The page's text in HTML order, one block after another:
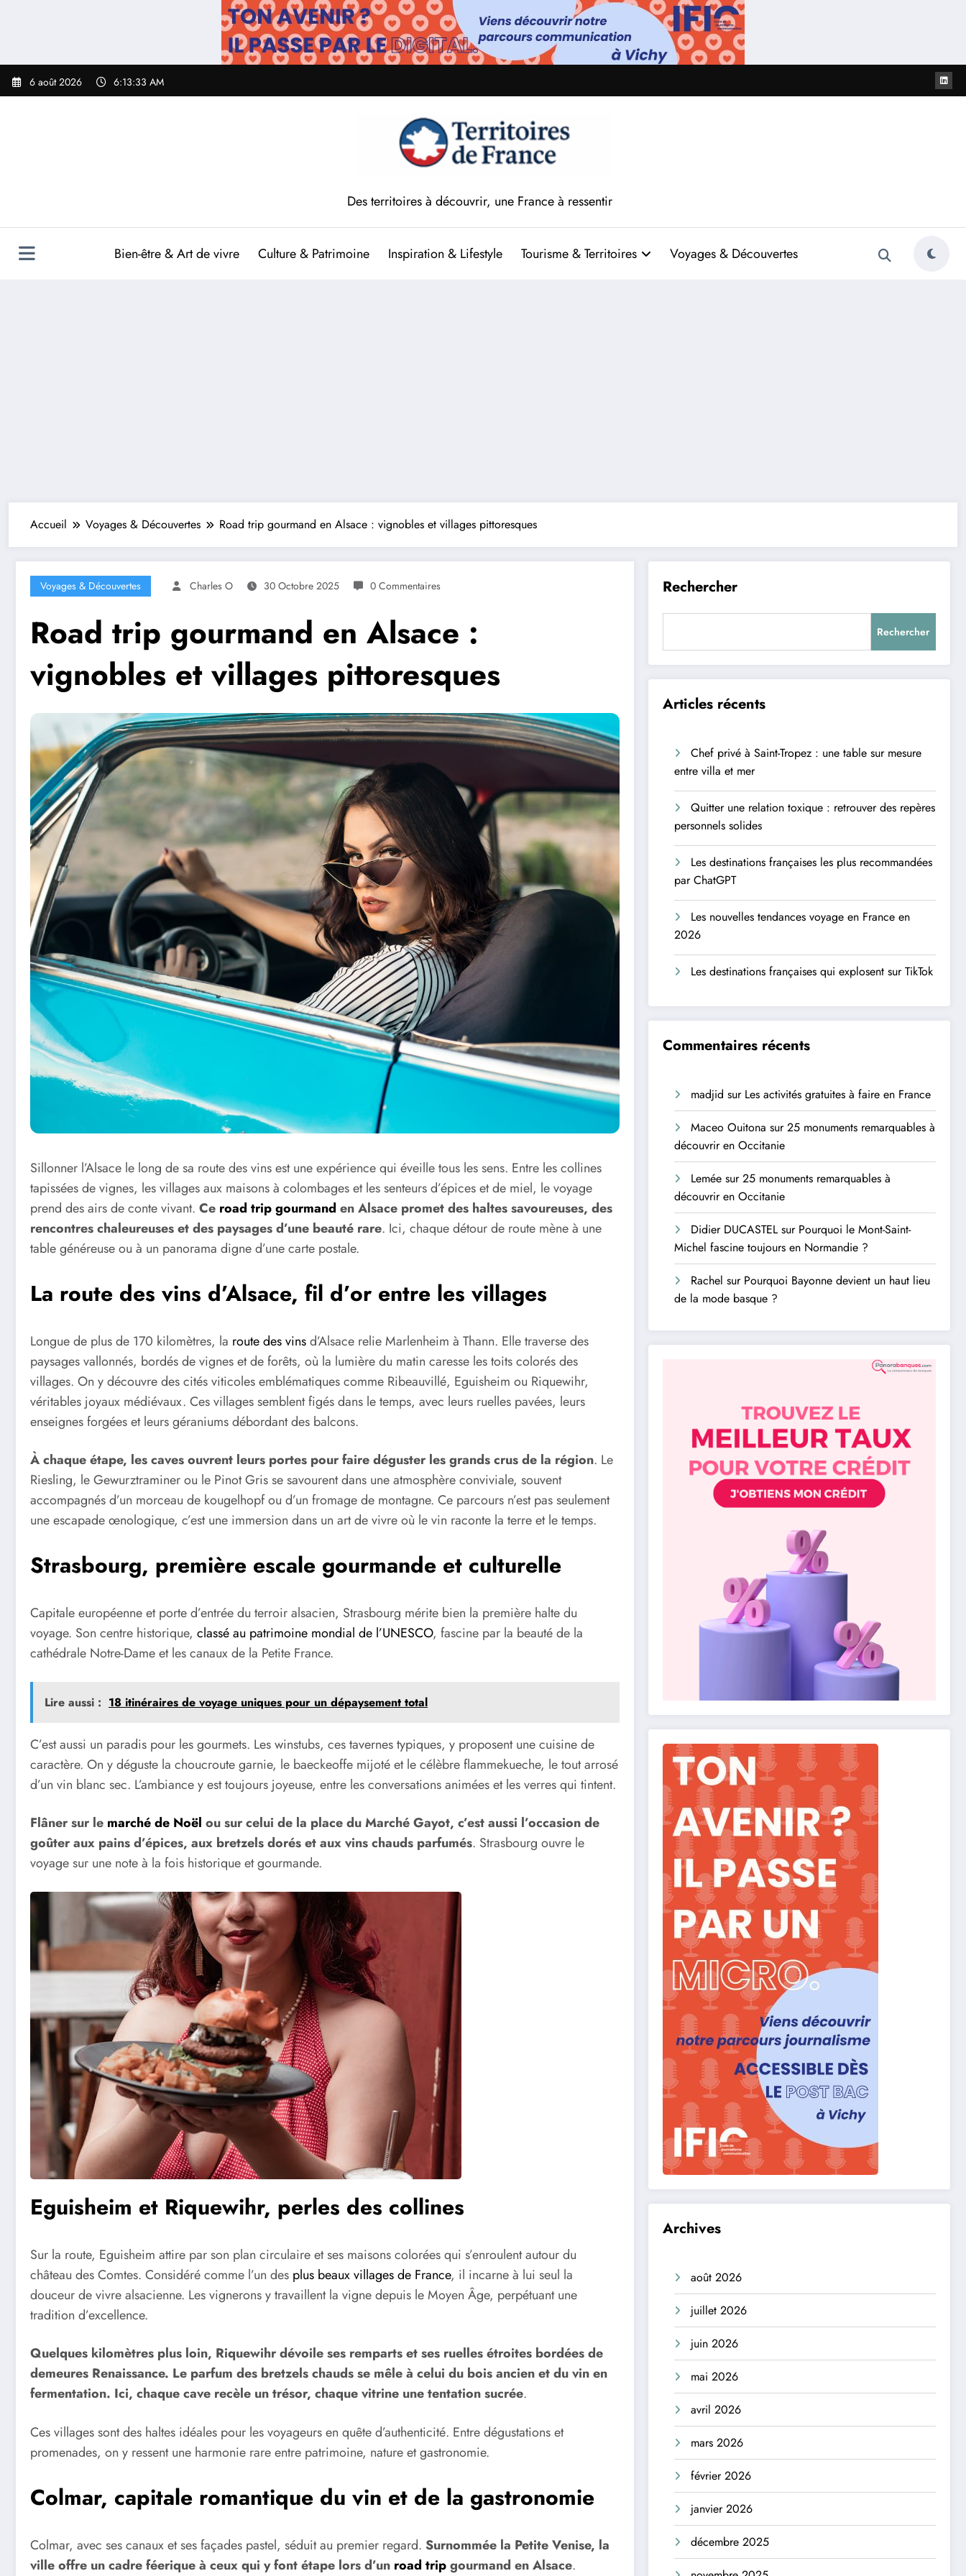
6 août 2026 6:13:34 AM
Des territoires à découvrir, une France à ressentir
Bien-être & Art de vivre Culture & Patrimoine Inspiration & Lifestyle Tourisme & Territoires Voyages & Découvertes
Accueil Voyages & Découvertes Road trip gourmand en Alsace : vignobles et villages pittoresques
Voyages & Découvertes Charles O 30 Octobre 2025 0 Commentaires
Road trip gourmand en Alsace :
vignobles et villages pittoresques
Sillonner l’Alsace le long de sa route des vins est une expérience qui éveille tous les sens. Entre les collines
tapissées de vignes, les villages aux maisons à colombages et les senteurs d’épices et de miel, le voyage
prend des airs de conte vivant. Ce road trip gourmand en Alsace promet des haltes savoureuses, des
rencontres chaleureuses et des paysages d’une beauté rare. Ici, chaque détour de route mène à une
table généreuse ou à un panorama digne d’une carte postale.
La route des vins d’Alsace, fil d’or entre les villages
Longue de plus de 170 kilomètres, la route des vinsd’Alsace relie Marlenheim à Thann. Elle traverse des
paysages vallonnés, bordés de vignes et de forêts, où la lumière du matin caresse les toits colorés des
villages. On y découvre des cités viticoles emblématiques comme Ribeauvillé, Eguisheim ou Riquewihr,
véritables joyaux médiévaux. Ces villages semblent figés dans le temps, avec leurs ruelles pavées, leurs
enseignes forgées et leurs géraniums débordant des balcons.
À chaque étape, les caves ouvrent leurs portes pour faire déguster les grands crus de la région. Le
Riesling, le Gewurztraminer ou le Pinot Gris se savourent dans une atmosphère conviviale, souvent
accompagnés d’un morceau de kougelhopf ou d’un fromage de montagne. Ce parcours n’est pas seulement
une escapade œnologique, c’est une immersion dans un art de vivre où le vin raconte la terre et le temps.
Strasbourg, première escale gourmande et culturelle
Capitale européenne et porte d’entrée du terroir alsacien, Strasbourg mérite bien la première halte du
voyage. Son centre historique, classé au patrimoine mondial de l’UNESCO, fascine par la beauté de la
cathédrale Notre-Dame et les canaux de la Petite France.
Lire aussi : 18 itinéraires de voyage uniques pour un dépaysement total
C’est aussi un paradis pour les gourmets. Les winstubs, ces tavernes typiques, y proposent une cuisine de
caractère. On y déguste la choucroute garnie, le baeckeoffe mijoté et le célèbre flammekueche, le tout arrosé
d’un vin blanc sec. L’ambiance y est toujours joyeuse, entre les conversations animées et les verres qui tintent.
Flâner sur le marché de Noël ou sur celui de la place du Marché Gayot, c’est aussi l’occasion de
goûter aux pains d’épices, aux bretzels dorés et aux vins chauds parfumés. Strasbourg ouvre le
voyage sur une note à la fois historique et gourmande.
Eguisheim et Riquewihr, perles des collines
Sur la route, Eguisheim attire par son plan circulaire et ses maisons colorées qui s’enroulent autour du
château des Comtes. Considéré comme l’un des plus beaux villages de France, il incarne à lui seul la
douceur de vivre alsacienne. Les vignerons y travaillent la vigne depuis le Moyen Âge, perpétuant une
tradition d’excellence.
Quelques kilomètres plus loin, Riquewihr dévoile ses remparts et ses ruelles étroites bordées de
demeures Renaissance. Le parfum des bretzels chauds se mêle à celui du bois ancien et du vin en
fermentation. Ici, chaque cave recèle un trésor, chaque vitrine une tentation sucrée.
Ces villages sont des haltes idéales pour les voyageurs en quête d’authenticité. Entre dégustations et
promenades, on y ressent une harmonie rare entre patrimoine, nature et gastronomie.
Colmar, capitale romantique du vin et de la gastronomie
Colmar, avec ses canaux et ses façades pastel, séduit au premier regard. Surnommée la Petite Venise, la
ville offre un cadre féerique à ceux qui y font étape lors d’un road tripgourmand en Alsace.
Rechercher
Rechercher
Articles récents
Chef privé à Saint-Tropez : une table sur mesure
entre villa et mer
Quitter une relation toxique : retrouver des repères
personnels solides
Les destinations françaises les plus recommandées
par ChatGPT
Les nouvelles tendances voyage en France en
2026
Les destinations françaises qui explosent sur TikTok
Commentaires récents
madjid sur Les activités gratuites à faire en France
Maceo Ouitona sur25 monuments remarquables à
découvrir en Occitanie
Lemée sur25 monuments remarquables à
découvrir en Occitanie
Didier DUCASTEL sur Pourquoi le Mont-Saint-
Michel fascine toujours en Normandie ?
Rachel sur Pourquoi Bayonne devient un haut lieu
de la mode basque ?
Archives
août 2026
juillet 2026
juin 2026
mai 2026
avril 2026
mars 2026
février 2026
janvier 2026
décembre 2025